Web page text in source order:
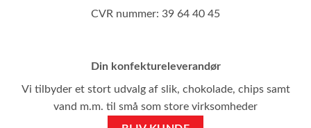
CVR nummer: 39 64 40 45
Din konfektureleverandør
Vi tilbyder et stort udvalg af slik, chokolade, chips samt
vand m.m. til små som store virksomheder